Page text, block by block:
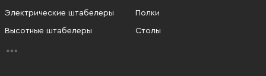
Электрические штабелеры
Высотные штабелеры
Полки
Столы